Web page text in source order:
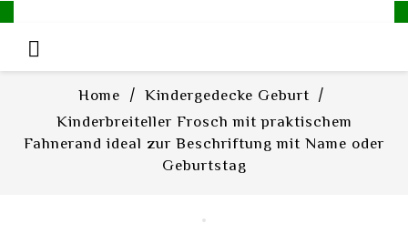

Home
Kindergedecke Geburt
Kinderbreiteller Frosch mit praktischem
Fahnerand ideal zur Beschriftung mit Name oder
Geburtstag